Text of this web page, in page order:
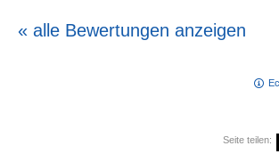
« alle Bewertungen anzeigen
Seite teilen: